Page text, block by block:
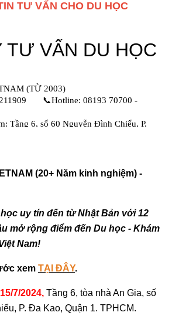
TƯ VẤN CHO DU HỌC
(20+ Năm kinh nghiệm) -
uy tín đến từ Nhật Bản với 12
mở rộng điểm đến Du học - Khám
Nam!
xem TẠI ĐÂY.
7/2024, Tầng 6, tòa nhà An Gia, số
P. Đa Kao, Quận 1. TPHCM.